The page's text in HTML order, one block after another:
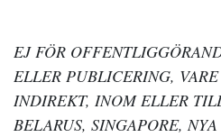
EJ FÖR
ELLER PUBLICERING,
INDIREKT, INOM ELLER
BELARUS, SINGAPORE,